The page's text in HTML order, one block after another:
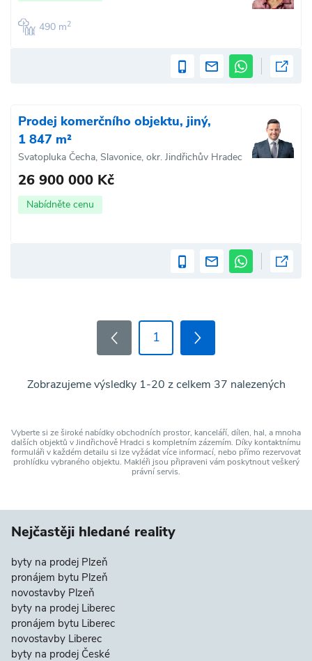
490 m2
Prodej komerčního objektu, jiný,
1 847 m²
Svatopluka Čecha, Slavonice, okr. Jindřichův Hradec
26 900 000 Kč
Nabídněte cenu
1
Zobrazujeme výsledky 1-20 z celkem 37 nalezených
Vyberte si ze široké nabídky obchodních prostor, kanceláří, dílen, hal, a mnoha
dalších objektů v Jindřichově Hradci s kompletním zázemím. Díky kontaktnímu
formuláři v každém detailu si lze vyžádat více informací, nebo přímo rezervovat
prohlídku vybraného objektu. Makléři jsou připraveni vám poskytnout veškerý
právní servis.
Nejčastěji hledané reality
byty na prodej Plzeň
pronájem bytu Plzeň
novostavby Plzeň
byty na prodej Liberec
pronájem bytu Liberec
novostavby Liberec
byty na prodej České